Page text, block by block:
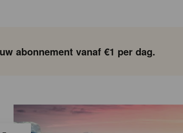
abonnement vanaf €1 per dag.